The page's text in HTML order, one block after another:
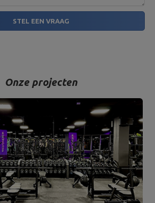
STEL EEN VRAAG
Onze projecten